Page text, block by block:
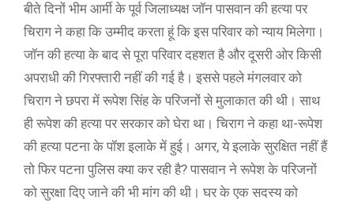
बीते दिनों भीम आर्मी के पूर्व जिलाध्यक्ष जॉन पासवान की हत्या पर
चिराग ने कहा कि उम्मीद करता हूं कि इस परिवार को न्याय मिलेगा।
जॉन की हत्या के बाद से पूरा परिवार दहशत है और दूसरी ओर किसी
अपराधी की गिरफ्तारी नहीं की गई है। इससे पहले मंगलवार को
चिराग ने छपरा में रूपेश सिंह के परिजनों से मुलाकात की थी। साथ
ही रूपेश की हत्या पर सरकार को घेरा था। चिराग ने कहा था-रूपेश
की हत्या पटना के पॉश इलाके में हुई। अगर, ये इलाके सुरक्षित नहीं हैं
तो फिर पटना पुलिस क्या कर रही है? पासवान ने रूपेश के परिजनों
को सुरक्षा दिए जाने की भी मांग की थी। घर के एक सदस्य को